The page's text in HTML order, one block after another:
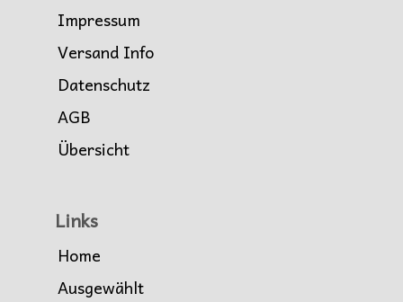
Impressum
Versand Info
Datenschutz
AGB
Übersicht
Links
Home
Ausgewählt